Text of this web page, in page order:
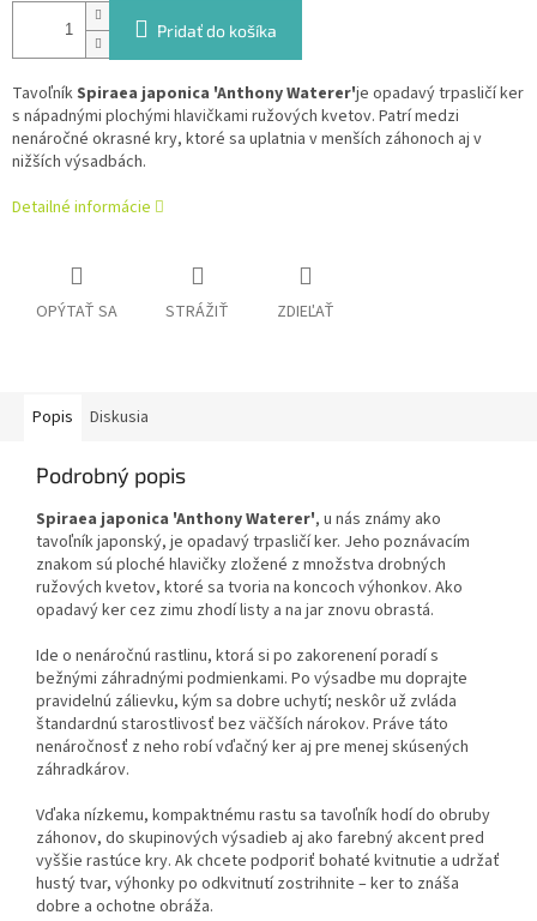
Pridať do košíka
TavoľníkSpiraea japonica 'Anthony Waterer'je opadavý trpasličí ker
s nápadnými plochými hlavičkami ružových kvetov. Patrí medzi
nenáročné okrasné kry, ktoré sa uplatnia v menších záhonoch aj v
nižších výsadbách.
Detailné informácie
OPÝTAŤ SA STRÁŽIŤ ZDIEĽAŤ
Popis Diskusia
Podrobný popis
Spiraea japonica 'Anthony Waterer', u nás známy ako
tavoľník japonský, je opadavý trpasličí ker. Jeho poznávacím
znakom sú ploché hlavičky zložené z množstva drobných
ružových kvetov, ktoré sa tvoria na koncoch výhonkov. Ako
opadavý ker cez zimu zhodí listy a na jar znovu obrastá.
Ide o nenáročnú rastlinu, ktorá si po zakorenení poradí s
bežnými záhradnými podmienkami. Po výsadbe mu doprajte
pravidelnú zálievku, kým sa dobre uchytí; neskôr už zvláda
štandardnú starostlivosť bez väčších nárokov. Práve táto
nenáročnosť z neho robí vďačný ker aj pre menej skúsených
záhradkárov.
Vďaka nízkemu, kompaktnému rastu sa tavoľník hodí do obruby
záhonov, do skupinových výsadieb aj ako farebný akcent pred
vyššie rastúce kry. Ak chcete podporiť bohaté kvitnutie a udržať
hustý tvar, výhonky po odkvitnutí zostrihnite – ker to znáša
dobre a ochotne obráža.